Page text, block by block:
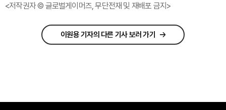
<저작권자 © 글로벌게이머즈, 무단전재 및 재배포 금지>
이원용 기자의 다른 기사 보러 가기